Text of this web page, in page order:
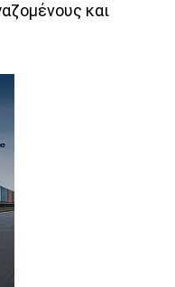
και